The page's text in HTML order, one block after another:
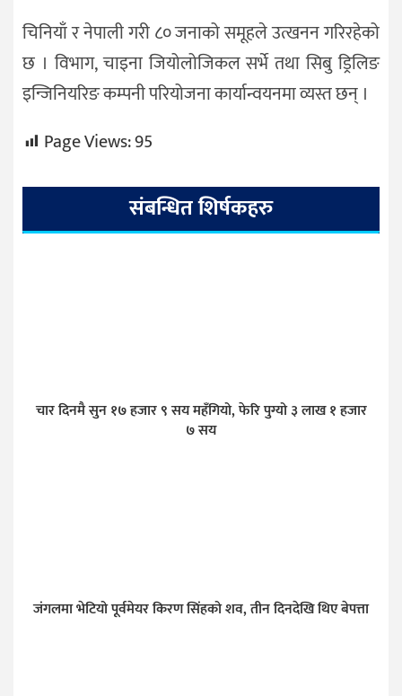
चिनियाँ र नेपाली गरी ८० जनाको समूहले उत्खनन गरिरहेको
छ । विभाग, चाइना जियोलोजिकल सर्भे तथा सिबु ड्रिलिङ
इन्जिनियरिङ कम्पनी परियोजना कार्यान्वयनमा व्यस्त छन् ।
Page Views:95
संबन्धित शिर्षकहरु
चार दिनमै सुन १७ हजार ९ सय महँगियो, फेरि पुग्यो ३ लाख १ हजार
७ सय
जंगलमा भेटियो पूर्वमेयर किरण सिंहको शव, तीन दिनदेखि थिए बेपत्ता